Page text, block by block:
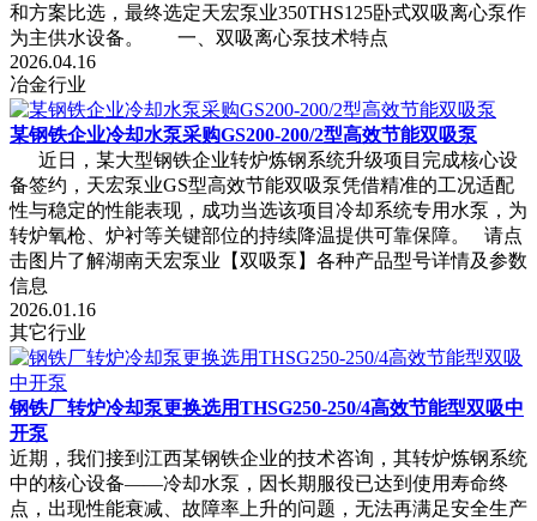
和方案比选，最终选定天宏泵业350THS125卧式双吸离心泵作
为主供水设备。 一、双吸离心泵技术特点
2026.04.16
冶金行业
某钢铁企业冷却水泵采购GS200-200/2型高效节能双吸泵
近日，某大型钢铁企业转炉炼钢系统升级项目完成核心设
备签约，天宏泵业GS型高效节能双吸泵凭借精准的工况适配
性与稳定的性能表现，成功当选该项目冷却系统专用水泵，为
转炉氧枪、炉衬等关键部位的持续降温提供可靠保障。 请点
击图片了解湖南天宏泵业【双吸泵】各种产品型号详情及参数
信息
2026.01.16
其它行业
钢铁厂转炉冷却泵更换选用THSG250-250/4高效节能型双吸中
开泵
近期，我们接到江西某钢铁企业的技术咨询，其转炉炼钢系统
中的核心设备——冷却水泵，因长期服役已达到使用寿命终
点，出现性能衰减、故障率上升的问题，无法再满足安全生产